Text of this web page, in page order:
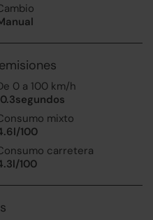
0 a 100 km/h
mixto
100
carretera
100